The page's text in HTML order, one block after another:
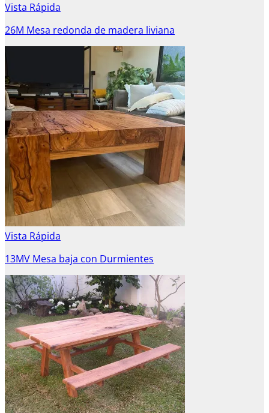
Vista Rápida
26M Mesa redonda de madera liviana
Vista Rápida
13MV Mesa baja con Durmientes